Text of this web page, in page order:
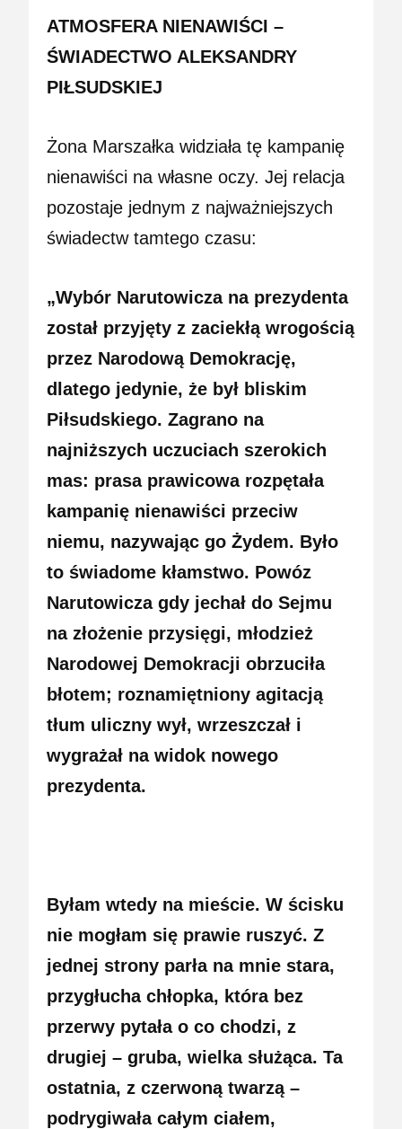
ATMOSFERA NIENAWIŚCI –
ŚWIADECTWO ALEKSANDRY
PIŁSUDSKIEJ
Żona Marszałka widziała tę kampanię
nienawiści na własne oczy. Jej relacja
pozostaje jednym z najważniejszych
świadectw tamtego czasu:
„Wybór Narutowicza na prezydenta
został przyjęty z zaciekłą wrogością
przez Narodową Demokrację,
dlatego jedynie, że był bliskim
Piłsudskiego. Zagrano na
najniższych uczuciach szerokich
mas: prasa prawicowa rozpętała
kampanię nienawiści przeciw
niemu, nazywając go Żydem. Było
to świadome kłamstwo. Powóz
Narutowicza gdy jechał do Sejmu
na złożenie przysięgi, młodzież
Narodowej Demokracji obrzuciła
błotem; roznamiętniony agitacją
tłum uliczny wył, wrzeszczał i
wygrażał na widok nowego
prezydenta.
Byłam wtedy na mieście. W ścisku
nie mogłam się prawie ruszyć. Z
jednej strony parła na mnie stara,
przygłucha chłopka, która bez
przerwy pytała o co chodzi, z
drugiej – gruba, wielka służąca. Ta
ostatnia, z czerwoną twarzą –
podrygiwała całym ciałem,